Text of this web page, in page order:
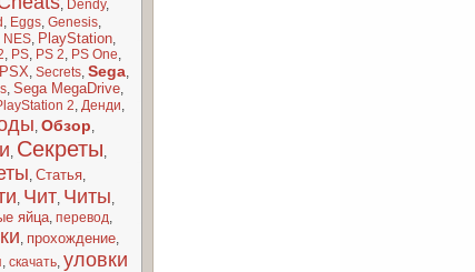
, Dendy,
, Eggs, Genesis,
NES, PlayStation,
, PS, PS 2, PS One,
PSX, Secrets, Sega,
, Sega MegaDrive,
2, Денди,
, Обзор,
, Секреты,
, Статья,
, Чит, Читы,
яйца, перевод,
, прохождение,
, скачать, уловки